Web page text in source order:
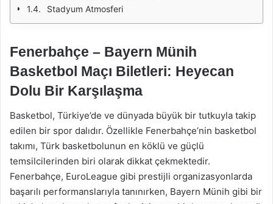
Stadyum Atmosferi
Fenerbahçe – Bayern Münih
Basketbol Maçı Biletleri: Heyecan
Dolu Bir Karşılaşma
Basketbol, Türkiye’de ve dünyada büyük bir tutkuyla takip
edilen bir spor dalıdır. Özellikle Fenerbahçe’nin basketbol
takımı, Türk basketbolunun en köklü ve güçlü
temsilcilerinden biri olarak dikkat çekmektedir.
Fenerbahçe, EuroLeague gibi prestijli organizasyonlarda
başarılı performanslarıyla tanınırken, Bayern Münih gibi bir